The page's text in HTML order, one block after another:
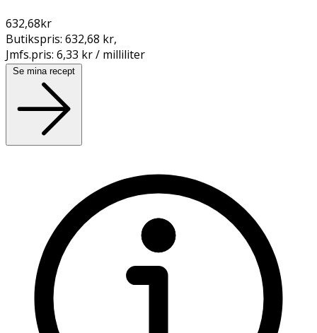
632,68kr
Butikspris: 632,68 kr,
Jmfs.pris: 6,33 kr / milliliter
Se mina recept